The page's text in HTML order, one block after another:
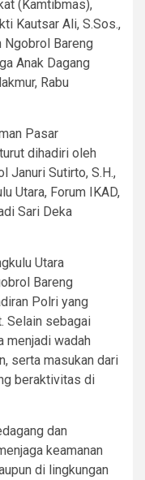
(Kamtibmas),
Kautsar Ali, S.Sos.,
Ngobrol Bareng
Anak Dagang
Rabu
Pasar
dihadiri oleh
Januri Sutirto, S.H.,
Utara, Forum IKAD,
Sari Deka
Utara
Bareng
Polri yang
Selain sebagai
menjadi wadah
serta masukan dari
beraktivitas di
dan
keamanan
di lingkungan